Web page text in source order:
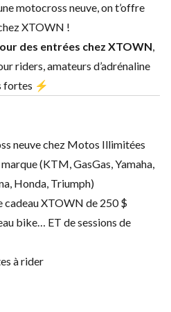
motocross neuve, on t’offre
XTOWN !
des entrées chez XTOWN,
riders, amateurs d’adrénaline
fortes ⚡
neuve chez Motos Illimitées
(KTM, GasGas, Yamaha,
Honda, Triumph)
cadeau XTOWN de 250 $
bike… ET de sessions de
à rider